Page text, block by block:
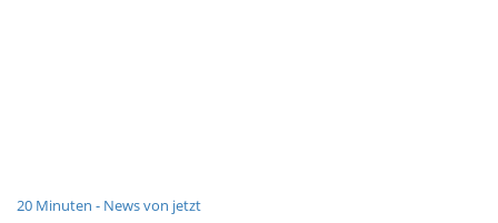
20 Minuten - News von jetzt